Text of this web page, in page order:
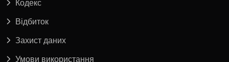
Кодекс
Відбиток
Захист даних
Умови використання